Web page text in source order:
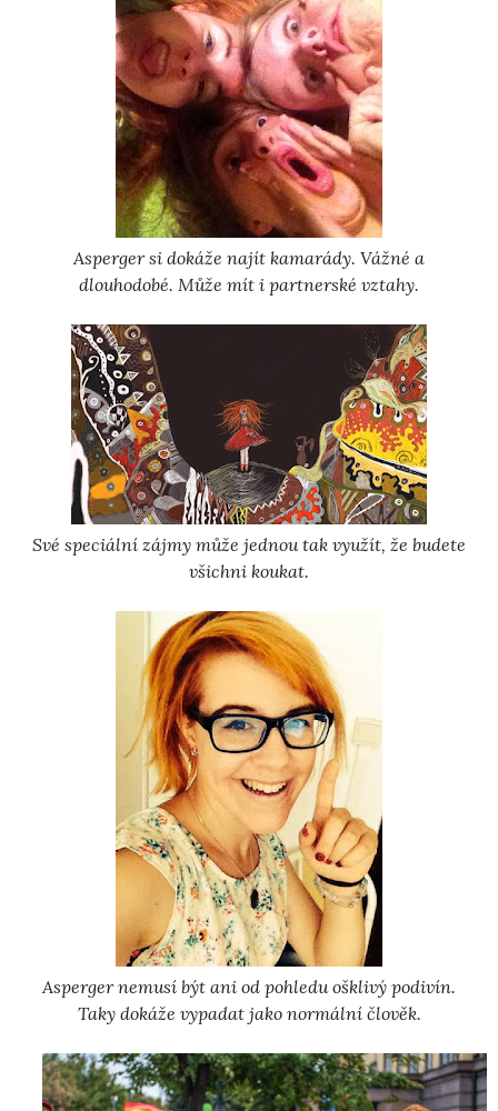
Asperger si dokáže najít kamarády. Vážné a
dlouhodobé. Může mít i partnerské vztahy.
Své speciální zájmy může jednou tak využít, že budete
všichni koukat.
Asperger nemusí být ani od pohledu ošklivý podivín.
Taky dokáže vypadat jako normální člověk.